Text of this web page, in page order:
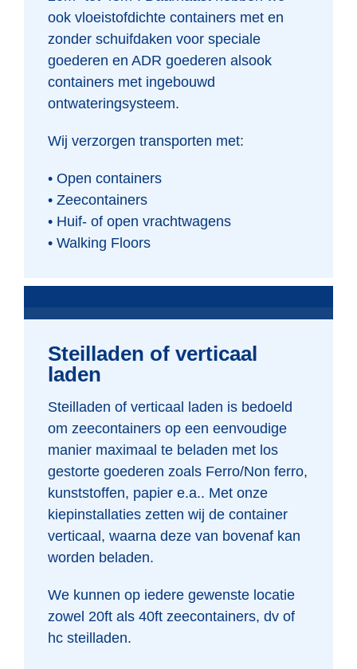
ook vloeistofdichte containers met en
zonder schuifdaken voor speciale
goederen en ADR goederen alsook
containers met ingebouwd
ontwateringsysteem.
Wij verzorgen transporten met:
• Open containers
• Zeecontainers
• Huif- of open vrachtwagens
• Walking Floors
Steilladen of verticaal
laden
Steilladen of verticaal laden is bedoeld
om zeecontainers op een eenvoudige
manier maximaal te beladen met los
gestorte goederen zoals Ferro/Non ferro,
kunststoffen, papier e.a.. Met onze
kiepinstallaties zetten wij de container
verticaal, waarna deze van bovenaf kan
worden beladen.
We kunnen op iedere gewenste locatie
zowel 20ft als 40ft zeecontainers, dv of
hc steilladen.